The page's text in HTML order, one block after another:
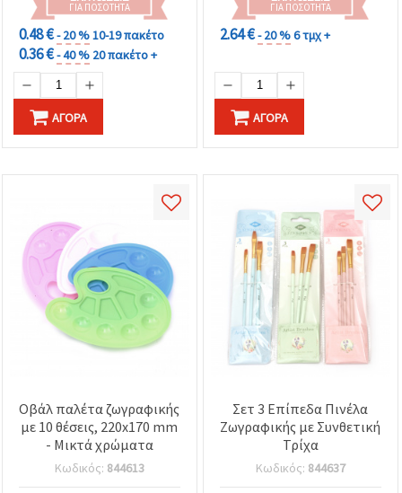
ΓΙΑ ΠΟΣΌΤΗΤΑ
0.48 €- 20 %10-19 πακέτο
0.36 €- 40 % 20 πακέτο +
ΑΓΟΡΆ
ΓΙΑ ΠΟΣΌΤΗΤΑ
2.64 €- 20 %6 τμχ +
ΑΓΟΡΆ
Οβάλ παλέτα ζωγραφικής
με 10 θέσεις, 220x170 mm
- Μικτά χρώματα
Κωδικός: 844613
Σετ 3 Επίπεδα Πινέλα
Ζωγραφικής με Συνθετική
Τρίχα
Κωδικός: 844637